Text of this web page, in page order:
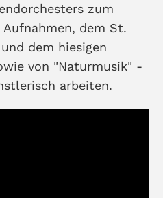
zum
dem St.
dem hiesigen
von "Naturmusik" -
arbeiten.